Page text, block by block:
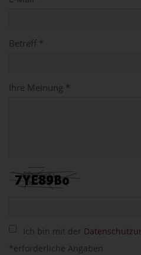
Betreff *
Ihre Meinung *
Ich bin mit der
*erforderliche Angaben